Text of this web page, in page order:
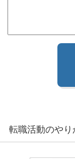
転職活動のやり